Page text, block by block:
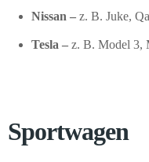
Nissan – z. B. Juke,
Tesla – z. B. Model 3,
Sportwagen